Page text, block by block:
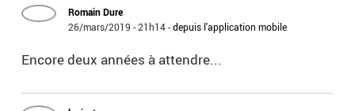
Romain Dure
26/mars/2019 - 21h14-depuis l'application mobile
Encore deux années à attendre...